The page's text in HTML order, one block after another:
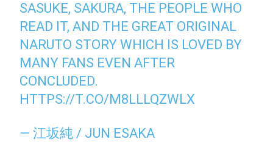
SASUKE, SAKURA, THE PEOPLE WHO
READ IT, AND THE GREAT ORIGINAL
NARUTO STORY WHICH IS LOVED BY
MANY FANS EVEN AFTER
CONCLUDED.
HTTPS://T.CO/M8LLLQZWLX
— 江坂純 / JUN ESAKA